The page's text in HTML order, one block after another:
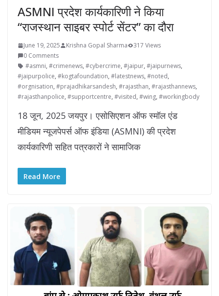
ASMNI प्रदेश कार्यकारिणी ने किया
“राजस्थान साइबर स्पोर्ट सेंटर” का दौरा
June 19, 2025 Krishna Gopal Sharma
317 Views
0 Comments
#asmni, #crimenews, #cybercrime, #jaipur, #jaipurnews,
#jaipurpolice, #kogtafoundation, #latestnews, #noted,
#orgnisation, #prajadhikarsandesh, #rajasthan, #rajasthannews,
#rajasthanpolice, #supportcentre, #visited, #wing, #workingbody
18 जून, 2025 जयपुर। एसोसिएशन ऑफ स्मॉल एंड
मीडियम न्यूजपेपर्स ऑफ इंडिया (ASMNI) की प्रदेश
कार्यकारिणी सहित पत्रकारों ने सामाजिक
Read More